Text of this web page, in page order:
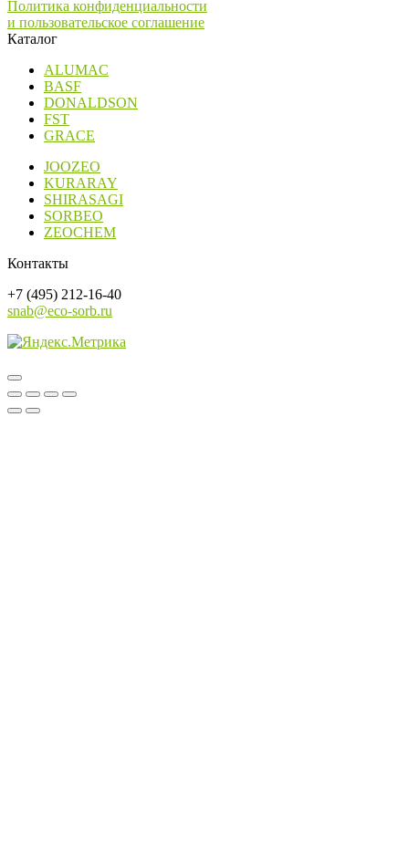
Политика конфиденциальности
и пользовательское соглашение
Каталог
ALUMAC
BASF
DONALDSON
FST
GRACE
JOOZEO
KURARAY
SHIRASAGI
SORBEO
ZEOCHEM
Контакты
+7 (495) 212-16-40
snab@eco-sorb.ru